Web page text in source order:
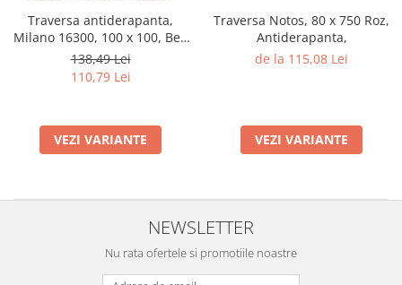
Traversa antiderapanta,
Milano 16300, 100 x 100, Bej,
Grosime 4 mm
138,49 Lei
110,79 Lei
VEZI VARIANTE
Traversa Notos, 80 x 750 Roz,
Antiderapanta,
de la 115,08 Lei
VEZI VARIANTE
NEWSLETTER
Nu rata ofertele si promotiile noastre